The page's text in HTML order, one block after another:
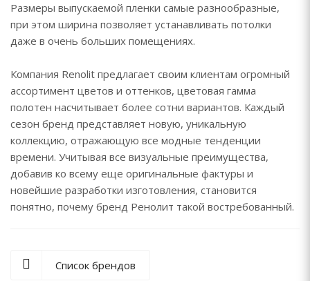
Размеры выпускаемой пленки самые разнообразные,
при этом ширина позволяет устанавливать потолки
даже в очень больших помещениях.
Компания Renolit предлагает своим клиентам огромный
ассортимент цветов и оттенков, цветовая гамма
полотен насчитывает более сотни вариантов. Каждый
сезон бренд представляет новую, уникальную
коллекцию, отражающую все модные тенденции
времени. Учитывая все визуальные преимущества,
добавив ко всему еще оригинальные фактуры и
новейшие разработки изготовления, становится
понятно, почему бренд Ренолит такой востребованный.
Список брендов